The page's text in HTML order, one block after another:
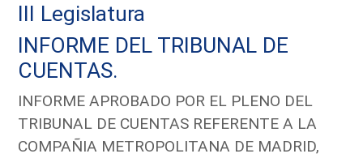
III Legislatura
INFORME DEL TRIBUNAL DE
CUENTAS.
INFORME APROBADO POR EL PLENO DEL
TRIBUNAL DE CUENTAS REFERENTE A LA
COMPAÑIA METROPOLITANA DE MADRID,